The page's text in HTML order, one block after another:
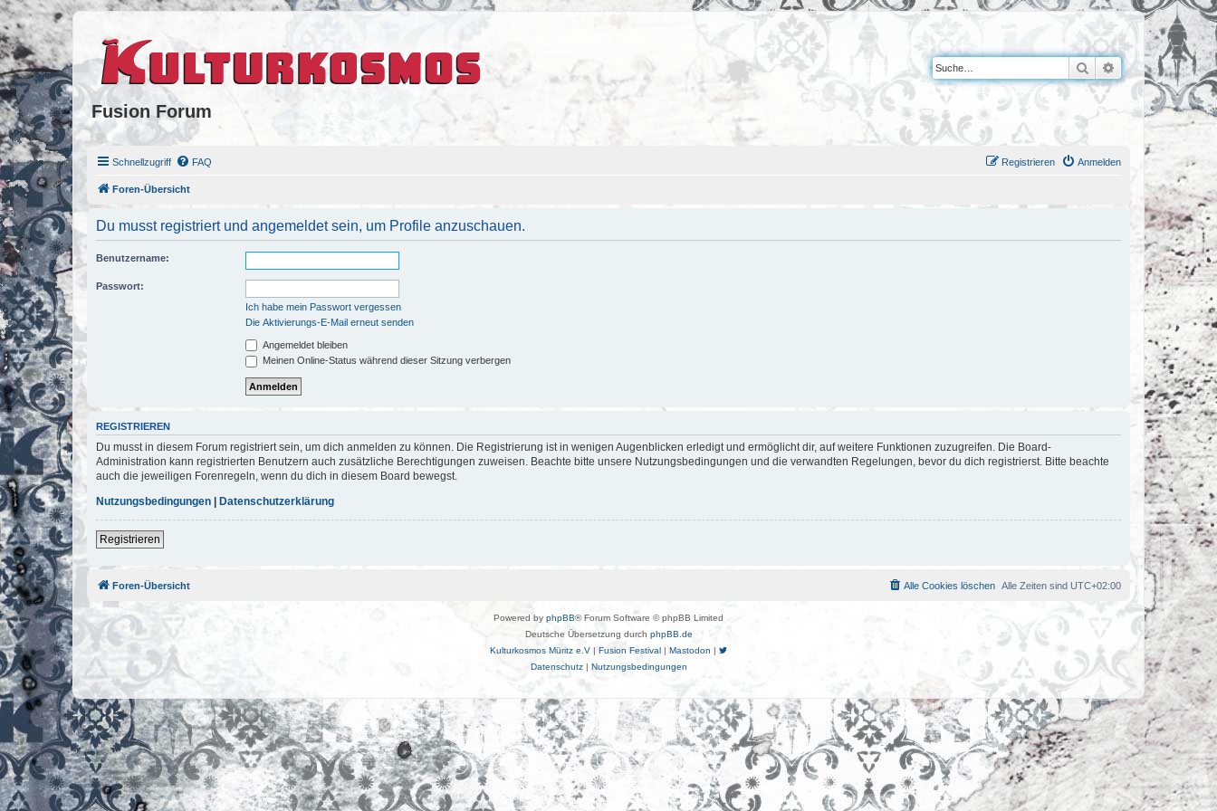
Fusion Forum
Suche Erweiterte Suche
Schnellzugriff FAQ Anmelden
Registrieren
Foren-Übersicht
Du musst registriert und angemeldet sein, um Profile anzuschauen.
Benutzername:
Passwort:
Ich habe mein Passwort vergessen
Die Aktivierungs-E-Mail erneut senden
Angemeldet bleiben
Meinen Online-Status während dieser Sitzung verbergen
REGISTRIEREN
Du musst in diesem Forum registriert sein, um dich anmelden zu können. Die Registrierung ist in wenigen Augenblicken erledigt und ermöglicht dir, auf weitere Funktionen zuzugreifen. Die Board-
Administration kann registrierten Benutzern auch zusätzliche Berechtigungen zuweisen. Beachte bitte unsere Nutzungsbedingungen und die verwandten Regelungen, bevor du dich registrierst. Bitte beachte
auch die jeweiligen Forenregeln, wenn du dich in diesem Board bewegst.
Nutzungsbedingungen
Datenschutzerklärung
Registrieren
Foren-Übersicht Alle Zeiten sind UTC+02:00
Alle Cookies löschen
Powered by phpBB® Forum Software © phpBB Limited
Deutsche Übersetzung durch phpBB.de
Kulturkosmos Müritz e.V | Fusion Festival | Mastodon |
Datenschutz| Nutzungsbedingungen